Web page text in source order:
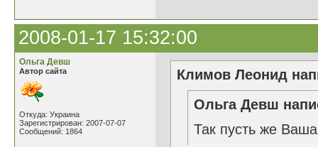
2008-01-17 15:32:00
Ольга Девш
Автор сайта
Откуда: Украина
Зарегистрирован: 2007-07-07
Сообщений: 1864
Климов Леонид
Ольга Девш
Так пусть же